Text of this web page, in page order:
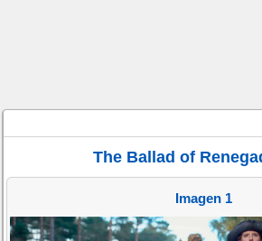
The Ballad of
Imagen 1